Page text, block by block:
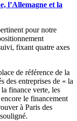
l’Allemagne et la
pour notre
fixant quatre axes
de référence de la
des entreprises de « la
finance verte, les
le financement
à Paris des